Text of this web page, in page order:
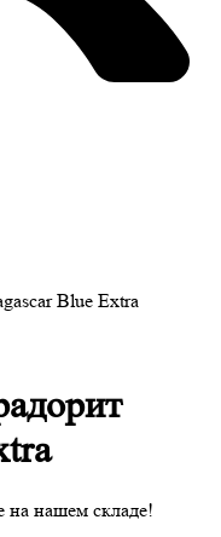
Blue Extra
на нашем складе!